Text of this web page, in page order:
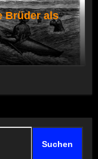
Brüder als